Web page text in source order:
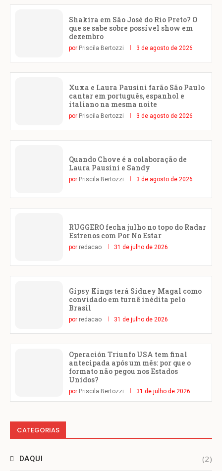
Shakira em São José do Rio Preto? O
que se sabe sobre possível show em
dezembro
por Priscila Bertozzi 3 de agosto de 2026
Xuxa e Laura Pausini farão São Paulo
cantar em português, espanhol e
italiano na mesma noite
por Priscila Bertozzi 3 de agosto de 2026
Quando Chove é a colaboração de
Laura Pausini e Sandy
por Priscila Bertozzi 3 de agosto de 2026
RUGGERO fecha julho no topo do Radar
Estrenos com Por No Estar
por redacao 31 de julho de 2026
Gipsy Kings terá Sidney Magal como
convidado em turnê inédita pelo
Brasil
por redacao 31 de julho de 2026
Operación Triunfo USA tem final
antecipada após um mês: por que o
formato não pegou nos Estados
Unidos?
por Priscila Bertozzi 31 de julho de 2026
CATEGORIAS
DAQUI (2)